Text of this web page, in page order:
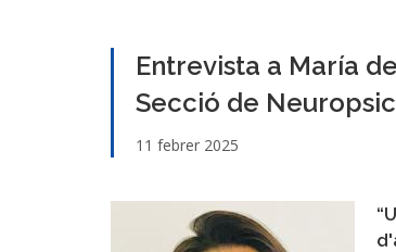
Entrevista a María
Secció de
11 febrer 2025